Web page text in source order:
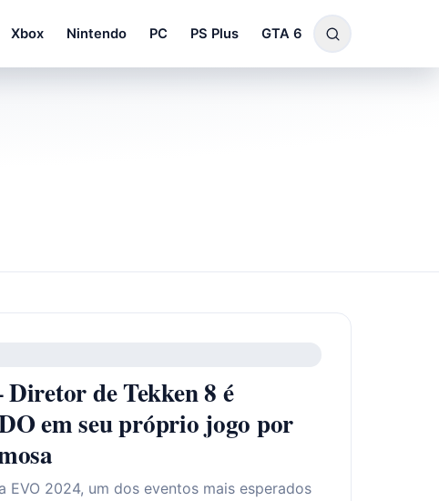
Xbox Nintendo PC PS Plus GTA 6
Diretor de Tekken 8 é
em seu próprio jogo por
EVO 2024, um dos eventos mais esperados